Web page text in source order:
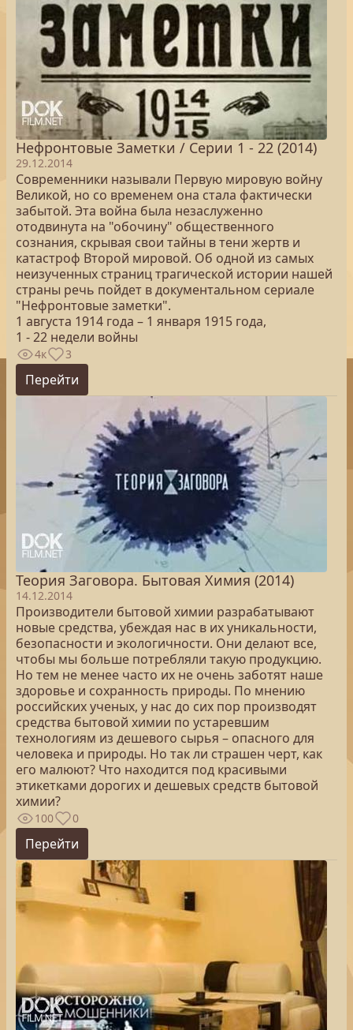
Нефронтовые Заметки / Серии 1 - 22 (2014)
29.12.2014
Современники называли Первую мировую войну
Великой, но со временем она стала фактически
забытой. Эта война была незаслуженно
отодвинута на "обочину" общественного
сознания, скрывая свои тайны в тени жертв и
катастроф Второй мировой. Об одной из самых
неизученных страниц трагической истории нашей
страны речь пойдет в документальном сериале
"Нефронтовые заметки".
1 августа 1914 года – 1 января 1915 года,
1 - 22 недели войны
4к 3
Перейти
Теория Заговора. Бытовая Химия (2014)
14.12.2014
Производители бытовой химии разрабатывают
новые средства, убеждая нас в их уникальности,
безопасности и экологичности. Они делают все,
чтобы мы больше потребляли такую продукцию.
Но тем не менее часто их не очень заботят наше
здоровье и сохранность природы. По мнению
российских ученых, у нас до сих пор производят
средства бытовой химии по устаревшим
технологиям из дешевого сырья – опасного для
человека и природы. Но так ли страшен черт, как
его малюют? Что находится под красивыми
этикетками дорогих и дешевых средств бытовой
химии?
100 0
Перейти